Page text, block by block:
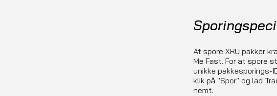
At spore XRU pakker
Me Fast. For at spore
unikke pakkesporings-
klik på "Spor" og lad
nemt.